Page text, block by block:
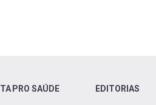
PRO SAÚDE EDITORIAS